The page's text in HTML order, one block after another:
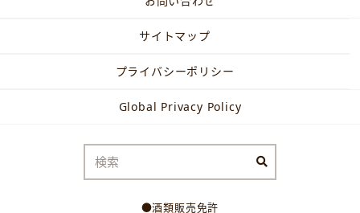
サイトマップ
プライバシーポリシー
Global Privacy Policy
●酒類販売免許